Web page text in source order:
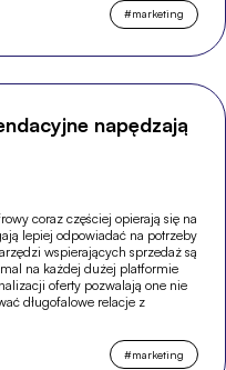
#marketing
napędzają
coraz częściej opierają się na
lepiej odpowiadać na potrzeby
wspierających sprzedaż są
na każdej dużej platformie
oferty pozwalają one nie
długofalowe relacje z
#marketing